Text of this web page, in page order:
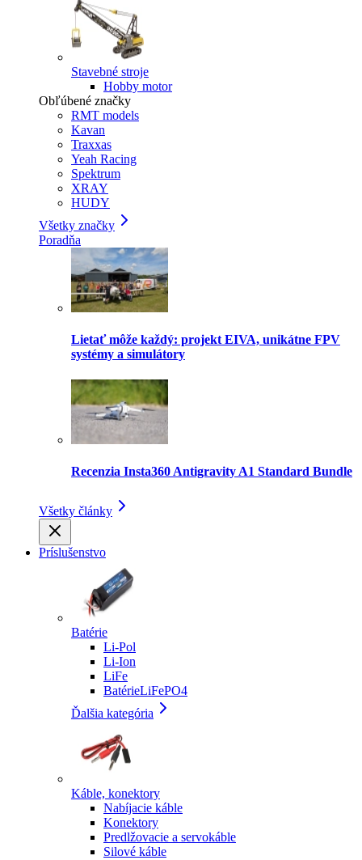
Stavebné stroje
Hobby motor
Obľúbené značky
RMT models
Kavan
Traxxas
Yeah Racing
Spektrum
XRAY
HUDY
Všetky značky
Poradňa
Lietať môže každý: projekt EIVA, unikátne FPV
systémy a simulátory
Recenzia Insta360 Antigravity A1 Standard Bundle
Všetky články
Príslušenstvo
Batérie
Li-Pol
Li-Ion
LiFe
BatérieLiFePO4
Ďalšia kategória
Káble, konektory
Nabíjacie káble
Konektory
Predlžovacie a servokáble
Silové káble